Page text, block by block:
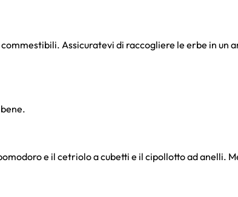
Assicuratevi di raccogliere le erbe in un
e il cetriolo a cubetti e il cipollotto ad anelli.